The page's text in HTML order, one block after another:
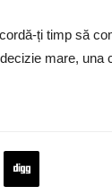
ți timp să
mare, una